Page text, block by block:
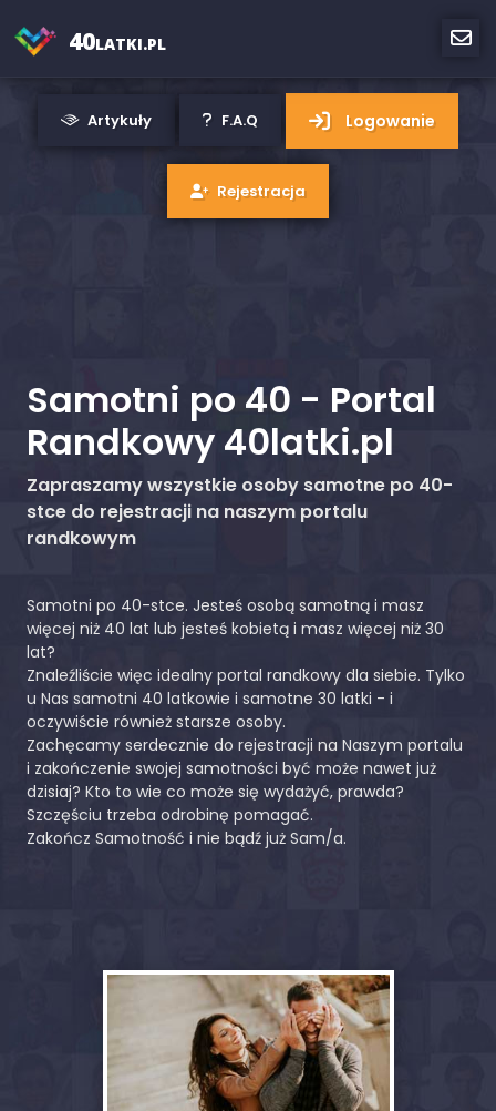
40LATKI.PL
Artykuły F.A.Q Logowanie
Rejestracja
Samotni po 40 - Portal
Randkowy 40latki.pl
Zapraszamy wszystkie osoby samotne po 40-
stce do rejestracji na naszym portalu
randkowym
Samotni po 40-stce. Jesteś osobą samotną i masz
więcej niż 40 lat lub jesteś kobietą i masz więcej niż 30
lat?
Znaleźliście więc idealny portal randkowy dla siebie. Tylko
u Nas samotni 40 latkowie i samotne 30 latki - i
oczywiście również starsze osoby.
Zachęcamy serdecznie do rejestracji na Naszym portalu
i zakończenie swojej samotności być może nawet już
dzisiaj? Kto to wie co może się wydażyć, prawda?
Szczęściu trzeba odrobinę pomagać.
Zakończ Samotność i nie bądź już Sam/a.